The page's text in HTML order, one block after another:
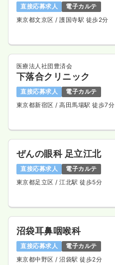
気になる
日勤のみ（パート）
給与
お問い合わせください
時間 9:00～18:00
（休憩60分）
日曜休み
オンコールあり
気になる
直接応募求人
電子カルテ
東京都文京区 / 護国寺駅 徒歩2分
医療法人社団豊済会
下落合クリニック
直接応募求人
電子カルテ
東京都新宿区 / 高田馬場駅 徒歩7分
ぜんの眼科 足立江北
直接応募求人
電子カルテ
東京都足立区 / 江北駅 徒歩5分
沼袋耳鼻咽喉科
直接応募求人
電子カルテ
東京都中野区 / 沼袋駅 徒歩2分